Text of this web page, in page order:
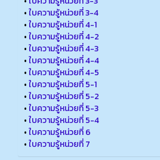
•ใบความรู้หน่วยที่ 3-4
•ใบความรู้หน่วยที่ 4-1
•ใบความรู้หน่วยที่ 4-2
•ใบความรู้หน่วยที่ 4-3
•ใบความรู้หน่วยที่ 4-4
•ใบความรู้หน่วยที่ 4-5
•ใบความรู้หน่วยที่ 5-1
•ใบความรู้หน่วยที่ 5-2
•ใบความรู้หน่วยที่ 5-3
•ใบความรู้หน่วยที่ 5-4
•ใบความรู้หน่วยที่ 6
•ใบความรู้หน่วยที่ 7